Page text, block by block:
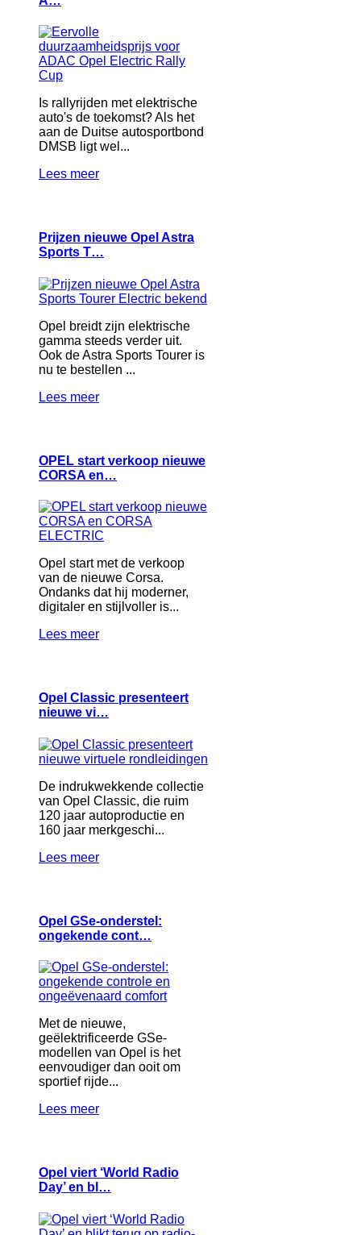
Is rallyrijden met elektrische
auto's de toekomst? Als het
aan de Duitse autosportbond
DMSB ligt wel...
Lees meer
Prijzen nieuwe Opel Astra
Sports T…
Opel breidt zijn elektrische
gamma steeds verder uit.
Ook de Astra Sports Tourer is
nu te bestellen ...
Lees meer
OPEL start verkoop nieuwe
CORSA en…
Opel start met de verkoop
van de nieuwe Corsa.
Ondanks dat hij moderner,
digitaler en stijlvoller is...
Lees meer
Opel Classic presenteert
nieuwe vi…
De indrukwekkende collectie
van Opel Classic, die ruim
120 jaar autoproductie en
160 jaar merkgeschi...
Lees meer
Opel GSe-onderstel:
ongekende cont…
Met de nieuwe,
geëlektrificeerde GSe-
modellen van Opel is het
eenvoudiger dan ooit om
sportief rijde...
Lees meer
Opel viert ‘World Radio
Day’ en bl…